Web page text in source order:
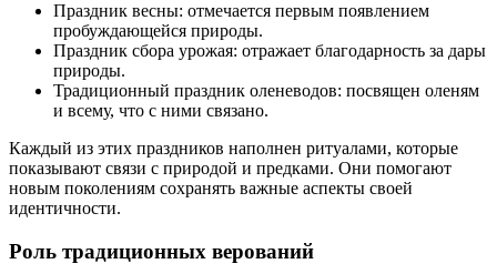
Праздник весны: отмечается первым появлением
пробуждающейся природы.
Праздник сбора урожая: отражает благодарность за дары
природы.
Традиционный праздник оленеводов: посвящен оленям
и всему, что с ними связано.
Каждый из этих праздников наполнен ритуалами, которые
показывают связи с природой и предками. Они помогают
новым поколениям сохранять важные аспекты своей
идентичности.
Роль традиционных верований